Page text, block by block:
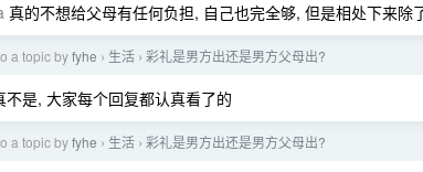
真的不想给父母有任何负担, 自己也完全够, 但是相处下来除
a topic byfyhe › 生活 › 彩礼是男方出还是男方父母出?
不是, 大家每个回复都认真看了的
a topic byfyhe › 生活 › 彩礼是男方出还是男方父母出?